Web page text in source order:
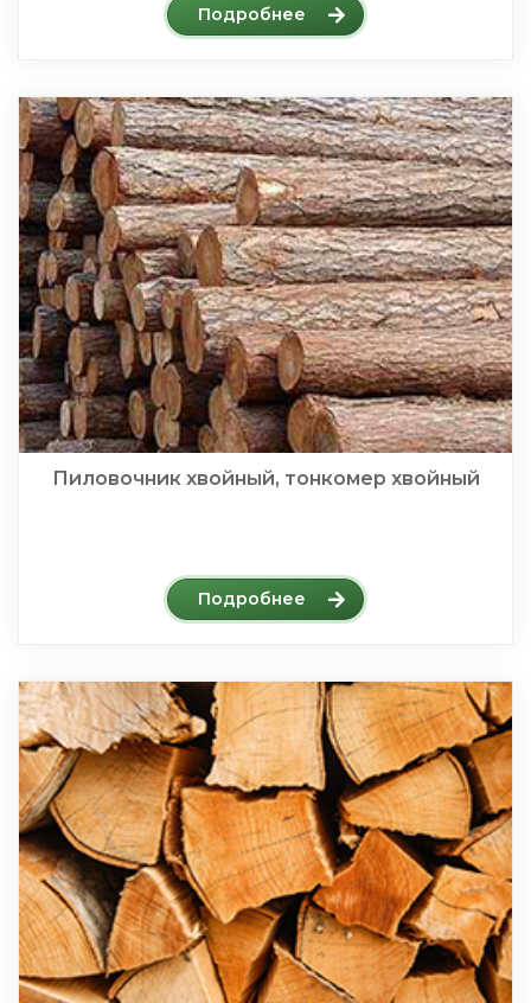
Подробнее
Пиловочник хвойный, тонкомер хвойный
Подробнее